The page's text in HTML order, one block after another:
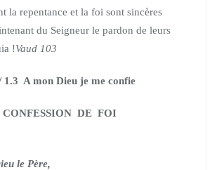
la repentance et la foi sont sincères
du Seigneur le pardon de leurs
!Vaud 103
1.3 A mon Dieu je me confie
CONFESSION DE FOI
le Père,